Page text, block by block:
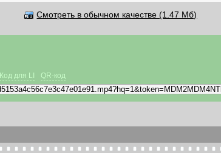
Смотреть в обычном качестве (1.47 Мб)
Код для LI QR-код